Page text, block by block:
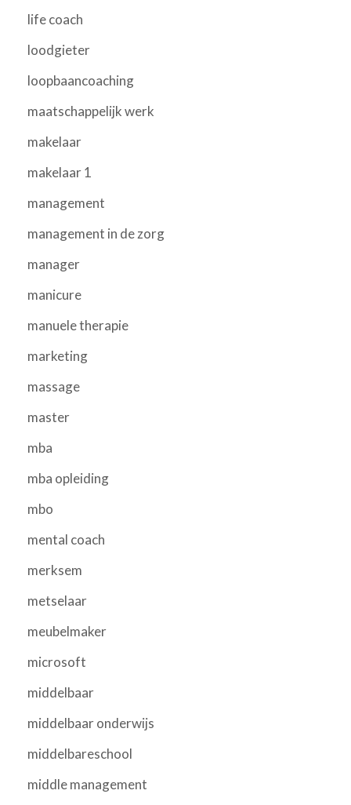
life coach
loodgieter
loopbaancoaching
maatschappelijk werk
makelaar
makelaar 1
management
management in de zorg
manager
manicure
manuele therapie
marketing
massage
master
mba
mba opleiding
mbo
mental coach
merksem
metselaar
meubelmaker
microsoft
middelbaar
middelbaar onderwijs
middelbareschool
middle management